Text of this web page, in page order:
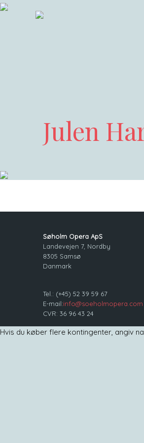
Julen
Søholm Opera ApS
Landevejen 7, Nordby
8305 Samsø
Danmark
Tel.: (+45) 52 39 59 67
E-mail:info@soeholmopera.com
CVR: 36 96 43 24
Hvis du køber flere kontingenter, angiv